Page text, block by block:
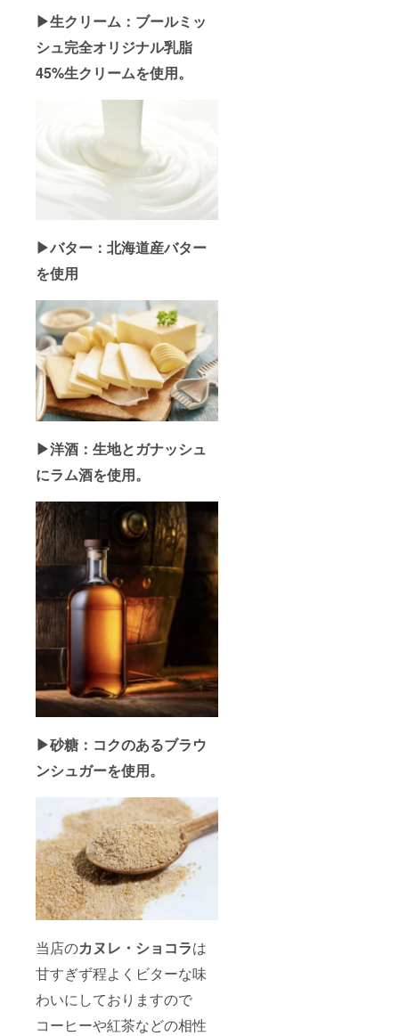
▶︎生クリーム：ブールミッ
シュ完全オリジナル乳脂
45%生クリームを使用。
▶︎バター：北海道産バター
を使用
▶︎洋酒：生地とガナッシュ
にラム酒を使用。
▶︎砂糖：コクのあるブラウ
ンシュガーを使用。
当店のカヌレ・ショコラは
甘すぎず程よくビターな味
わいにしておりますので
コーヒーや紅茶などの相性